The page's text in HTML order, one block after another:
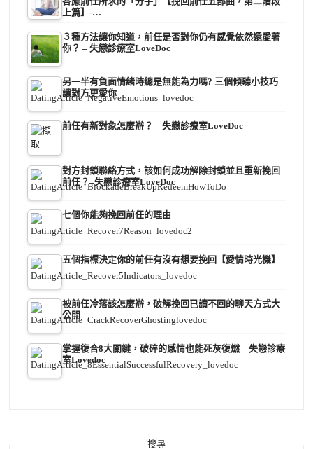
上篇】-…
３種方法讓你知道，前任是否對你仍有感覺依然還愛著
你？ – 失戀診療室LoveDoc
另一半有負面情緒時總是無能為力嗎? 三個傾聽小技巧
讓對方更愛你
前任有新對象怎麼辦？ – 失戀診療室LoveDoc
對方封鎖聯絡方式，該如何成功解除封鎖並且重新挽回
前任？–失戀診療室LoveDoc
七個你能夠挽回前任的理由
五個指標決定你的前任有沒有想要挽回【愛情時光機】
被前任冷落該怎麼辦，破解挽回已讀不回的聊天方式大
公開
掌握復合8大關鍵，破碎的感情也能死灰復燃 – 失戀診療
室Lovedoc
搜尋